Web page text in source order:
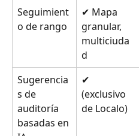
Seguimient
o de rango
✔ Mapa
granular,
multiciuda
d
Sugerencia
s de
auditoría
basadas en
✔
(exclusivo
de Localo)